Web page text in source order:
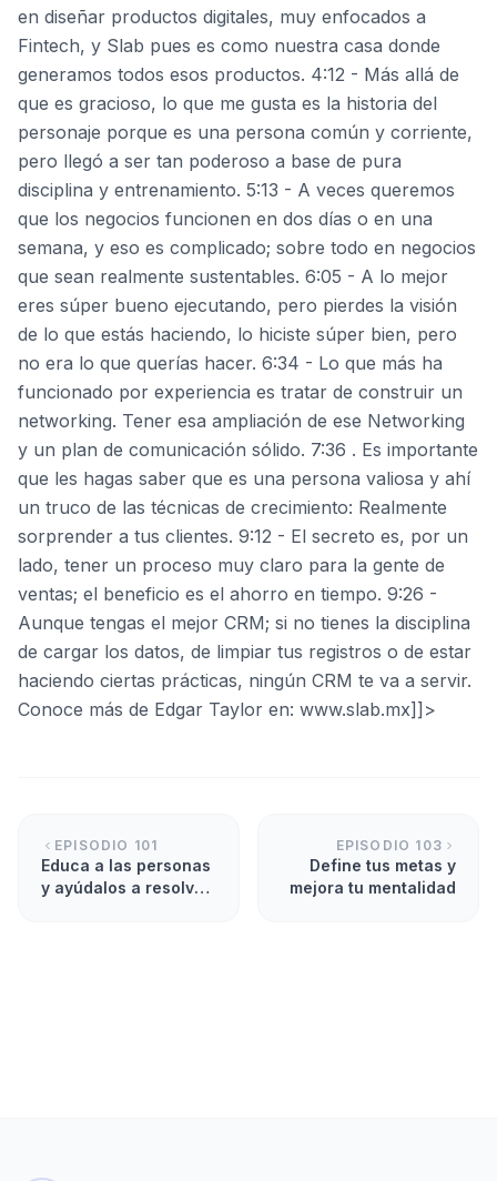
en diseñar productos digitales, muy enfocados a
Fintech, y Slab pues es como nuestra casa donde
generamos todos esos productos. 4:12 - Más allá de
que es gracioso, lo que me gusta es la historia del
personaje porque es una persona común y corriente,
pero llegó a ser tan poderoso a base de pura
disciplina y entrenamiento. 5:13 - A veces queremos
que los negocios funcionen en dos días o en una
semana, y eso es complicado; sobre todo en negocios
que sean realmente sustentables. 6:05 - A lo mejor
eres súper bueno ejecutando, pero pierdes la visión
de lo que estás haciendo, lo hiciste súper bien, pero
no era lo que querías hacer. 6:34 - Lo que más ha
funcionado por experiencia es tratar de construir un
networking. Tener esa ampliación de ese Networking
y un plan de comunicación sólido. 7:36 . Es importante
que les hagas saber que es una persona valiosa y ahí
un truco de las técnicas de crecimiento: Realmente
sorprender a tus clientes. 9:12 - El secreto es, por un
lado, tener un proceso muy claro para la gente de
ventas; el beneficio es el ahorro en tiempo. 9:26 -
Aunque tengas el mejor CRM; si no tienes la disciplina
de cargar los datos, de limpiar tus registros o de estar
haciendo ciertas prácticas, ningún CRM te va a servir.
Conoce más de Edgar Taylor en: www.slab.mx]]>
EPISODIO 101
Educa a las personas
y ayúdalos a resolver
EPISODIO 103
Define tus metas y
mejora tu mentalidad